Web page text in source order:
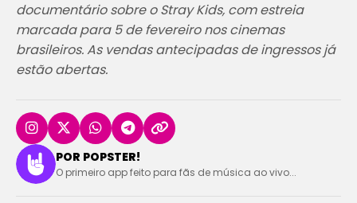
documentário sobre o Stray Kids, com estreia
marcada para 5 de fevereiro nos cinemas
brasileiros. As vendas antecipadas de ingressos já
estão abertas.
POR POPSTER!
O primeiro app feito para fãs de música ao vivo...